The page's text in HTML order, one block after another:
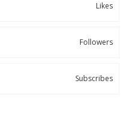
Likes
Followers
Subscribes